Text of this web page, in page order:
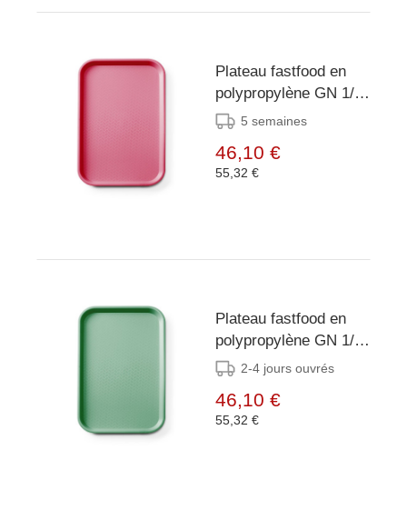
Plateau fastfood en
polypropylène GN 1/1
- AmerBox - GN 1/1 -
530x325x(H)20mm
5 semaines
46,10 €
55,32 €
Plateau fastfood en
polypropylène GN 1/1
- AmerBox - GN 1/1 -
530x325x(H)20mm
2-4 jours ouvrés
46,10 €
55,32 €